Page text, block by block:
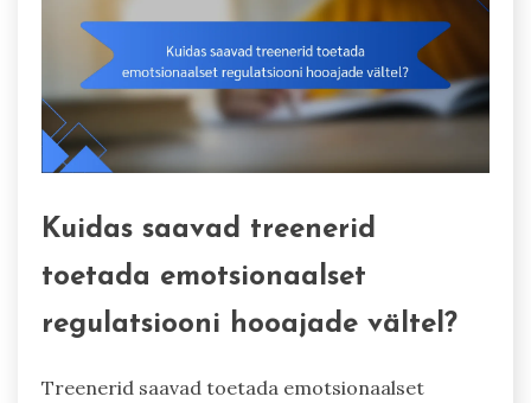
Kuidas saavad treenerid
toetada emotsionaalset
regulatsiooni hooajade vältel?
Treenerid saavad toetada emotsionaalset